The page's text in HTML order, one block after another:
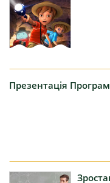
Презентація